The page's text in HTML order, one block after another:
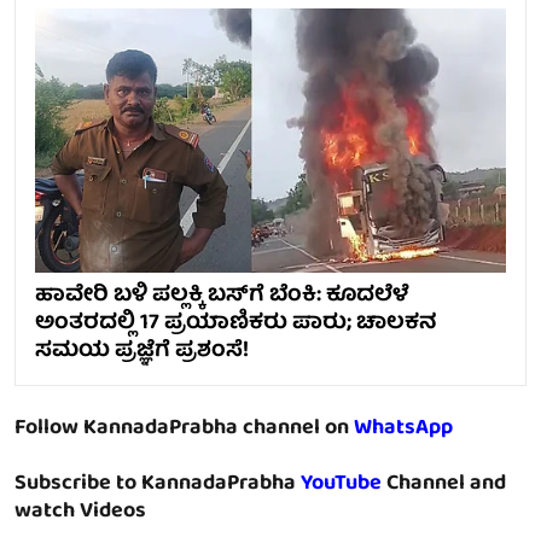
ಹಾವೇರಿ ಬಳಿ ಪಲ್ಲಕ್ಕಿ ಬಸ್‌ಗೆ ಬೆಂಕಿ: ಕೂದಲೆಳೆ
ಅಂತರದಲ್ಲಿ 17 ಪ್ರಯಾಣಿಕರು ಪಾರು; ಚಾಲಕನ
ಸಮಯ ಪ್ರಜ್ಞೆಗೆ ಪ್ರಶಂಸೆ!
Follow KannadaPrabha channel onWhatsApp
Subscribe to KannadaPrabhaYouTubeChannel and
watch Videos